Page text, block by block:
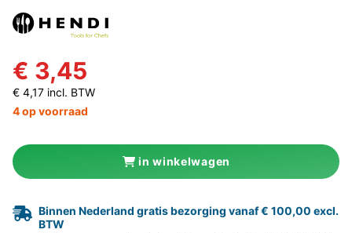
€ 3,45
€ 4,17 incl. BTW
4 op voorraad
in winkelwagen
Binnen Nederland gratis bezorging vanaf € 100,00 excl.
BTW